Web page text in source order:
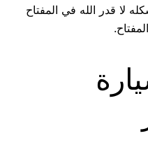
لا قدر الله في المفتاح